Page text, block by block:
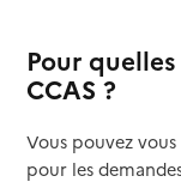
Pour
CCAS ?
Vous pouvez
pour les